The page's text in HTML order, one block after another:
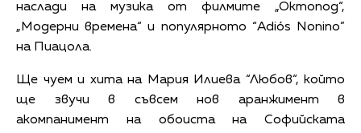
наслади на музика от филмите „Октопод“,
„Модерни времена“ и популярното “Adiós Nonino”
на Пиацола.
Ще чуем и хита на Мария Илиева “Любов“, който
ще звучи в съвсем нов аранжимент в
акомпанимент на обоиста на Софийската